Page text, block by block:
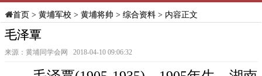
首页> 黄埔军校> 黄埔将帅 > 综合资料> 内容正文
毛泽覃
来源：黄埔同学会网 2018-04-10 09:06:32